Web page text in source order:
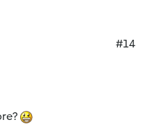
#14